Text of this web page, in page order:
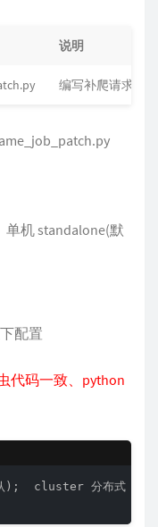
说明
编写补爬请求
机 standalone(默
配置
代码一致、python
);  cluster 分布式 需要